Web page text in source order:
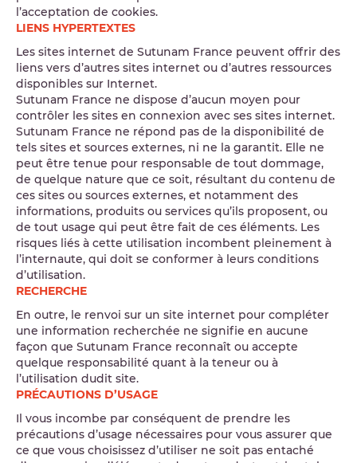
l’acceptation de cookies.
LIENS HYPERTEXTES
Les sites internet de Sutunam France peuvent offrir des
liens vers d’autres sites internet ou d’autres ressources
disponibles sur Internet.
Sutunam France ne dispose d’aucun moyen pour
contrôler les sites en connexion avec ses sites internet.
Sutunam France ne répond pas de la disponibilité de
tels sites et sources externes, ni ne la garantit. Elle ne
peut être tenue pour responsable de tout dommage,
de quelque nature que ce soit, résultant du contenu de
ces sites ou sources externes, et notamment des
informations, produits ou services qu’ils proposent, ou
de tout usage qui peut être fait de ces éléments. Les
risques liés à cette utilisation incombent pleinement à
l’internaute, qui doit se conformer à leurs conditions
d’utilisation.
RECHERCHE
En outre, le renvoi sur un site internet pour compléter
une information recherchée ne signifie en aucune
façon que Sutunam France reconnaît ou accepte
quelque responsabilité quant à la teneur ou à
l’utilisation dudit site.
PRÉCAUTIONS D’USAGE
Il vous incombe par conséquent de prendre les
précautions d’usage nécessaires pour vous assurer que
ce que vous choisissez d’utiliser ne soit pas entaché